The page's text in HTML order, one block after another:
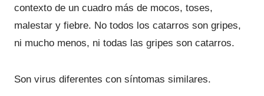
contexto de un cuadro más de mocos, toses,
malestar y fiebre. No todos los catarros son gripes,
ni mucho menos, ni todas las gripes son catarros.
Son virus diferentes con síntomas similares.